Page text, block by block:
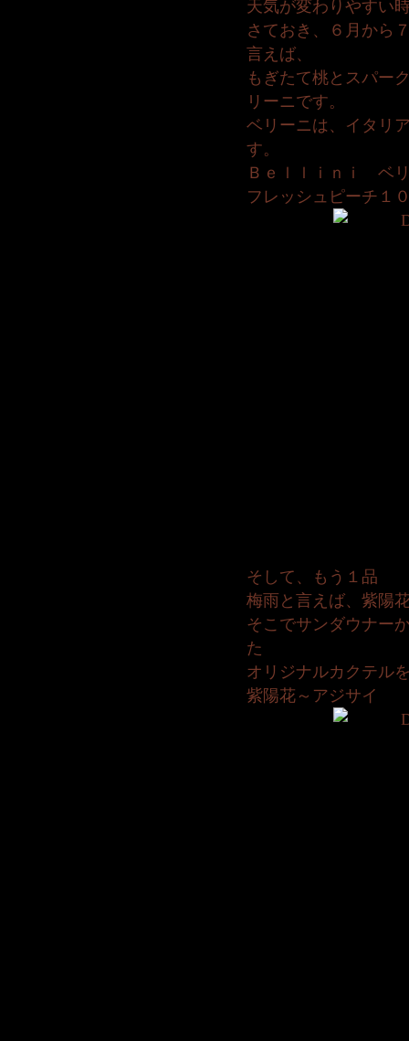
天気が変わりやすい
さておき、６月から
言えば、
もぎたて桃とスパー
リーニです。
ベリーニは、イタリ
す。
Ｂｅｌｌｉｎｉ ベ
フレッシュピーチ１
そして、もう１品
梅雨と言えば、紫陽
そこでサンダウナー
た
オリジナルカクテル
紫陽花～アジサイ